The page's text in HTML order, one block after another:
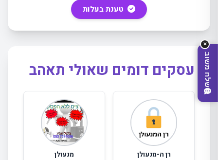
מחפשיםהיום?טענת בעלות
עסקים דומים שאולי תאהב
רן ה-מנעולן מנעולן
✕
שלח משוב